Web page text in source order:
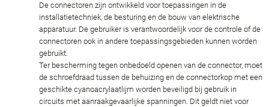
De connectoren zijn ontwikkeld voor toepassingen in de
installatietechniek, de besturing en de bouw van elektrische
apparatuur. De gebruiker is verantwoordelijk voor de controle of de
connectoren ook in andere toepassingsgebieden kunnen worden
gebruikt.
Ter bescherming tegen onbedoeld openen van de connector, moet
de schroefdraad tussen de behuizing en de connectorkop met een
geschikte cyanoacrylaatlijm worden beveiligd bij gebruik in
circuits met aanraakgevaarlijke spanningen. Dit geldt niet voor